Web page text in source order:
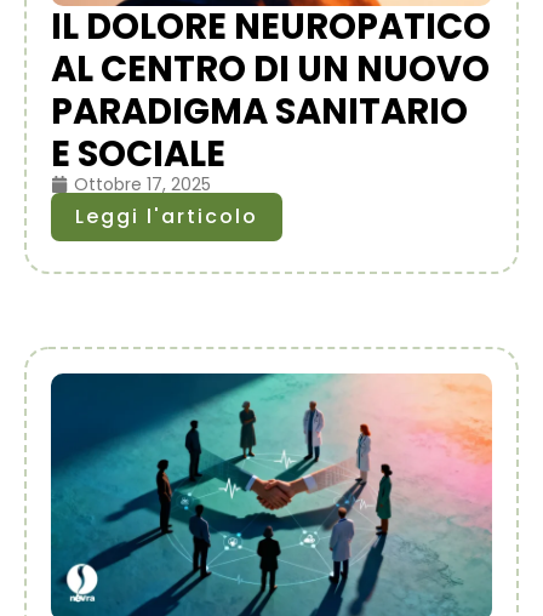
IL DOLORE NEUROPATICO
AL CENTRO DI UN NUOVO
PARADIGMA SANITARIO
E SOCIALE
Ottobre 17, 2025
Leggi l'articolo